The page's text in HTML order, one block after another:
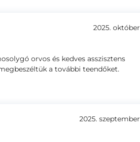
2025. október
orvos és kedves asszisztens
a további teendőket.
2025. szeptember